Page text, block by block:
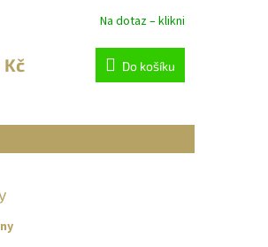
Na dotaz – klikni
Do košíku